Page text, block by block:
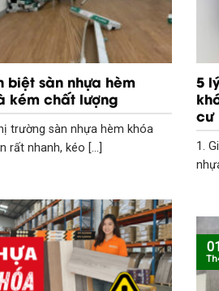
biệt sàn nhựa hèm
kém chất lượng
trường sàn nhựa hèm khóa
rất nhanh, kéo [...]
5
cư
1.
01